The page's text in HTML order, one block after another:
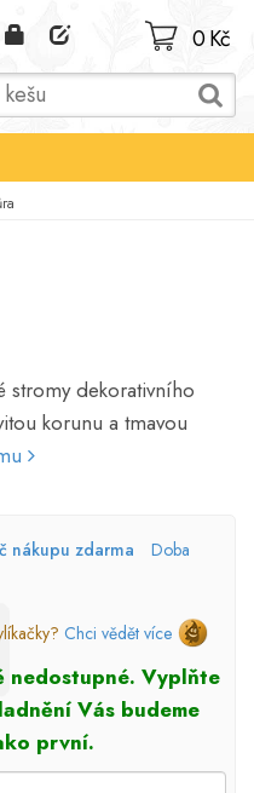
0 Kč
stromy dekorativního
korunu a tmavou
nákupu zdarma
Doba
Chci vědět více
nedostupné. Vyplňte
Vás budeme
první.